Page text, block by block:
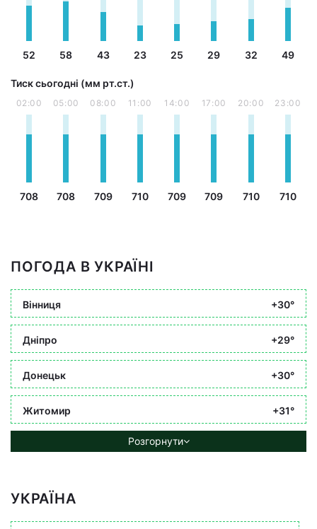
52 58 43 23 25 29 32 49
Тиск сьогодні (мм рт.ст.)
02:00
708
05:00
708
08:00
709
11:00
710
14:00
709
17:00
709
20:00
710
23:00
710
ПОГОДА В УКРАЇНІ
Вінниця +30°
Дніпро +29°
Донецьк +30°
Житомир +31°
Розгорнути
УКРАЇНА